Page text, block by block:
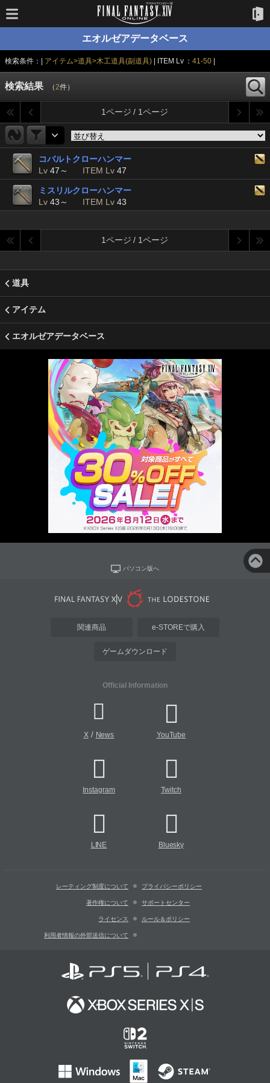
エオルゼアデータベース
検索条件：| アイテム>道具>木工道具(副道具) | ITEM Lv ：41-50
検索結果 （2件）
1ページ / 1ページ
コバルトクローハンマー
Lv 47～ ITEM Lv 47
ミスリルクローハンマー
Lv 43～ ITEM Lv 43
1ページ / 1ページ
道具
アイテム
エオルゼアデータベース
パソコン版へ
関連商品 e-STOREで購入
ゲームダウンロード
Official Information
X/ News YouTube
Instagram Twitch
LINE Bluesky
レーティング制度について プライバシーポリシー
著作権について サポートセンター
ライセンス ルール＆ポリシー
利用者情報の外部送信について